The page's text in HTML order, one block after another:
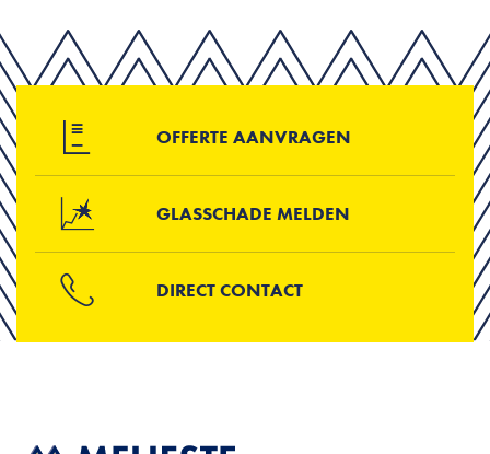
OFFERTE AANVRAGEN
GLASSCHADE MELDEN
DIRECT CONTACT